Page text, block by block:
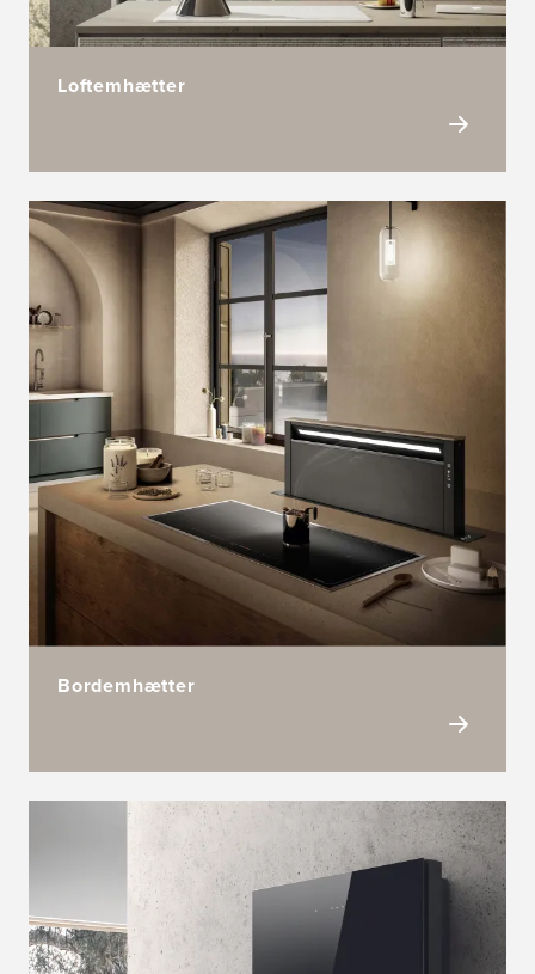
Loftemhætter
Bordemhætter